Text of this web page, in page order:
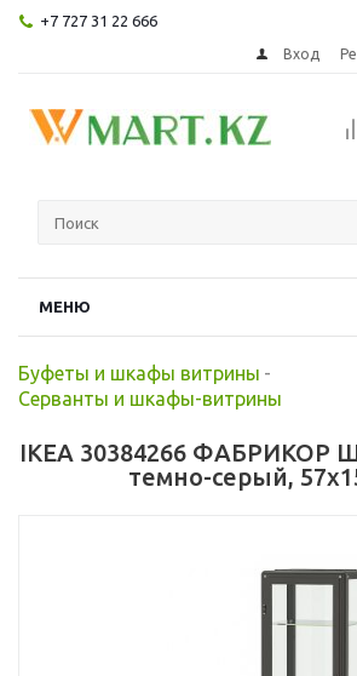
+7 727 31 22 666
Вход
МЕНЮ
Буфеты и шкафы витрины -
Серванты и шкафы-витрины
IKEA 30384266 ФАБРИКОР
темно-серый,